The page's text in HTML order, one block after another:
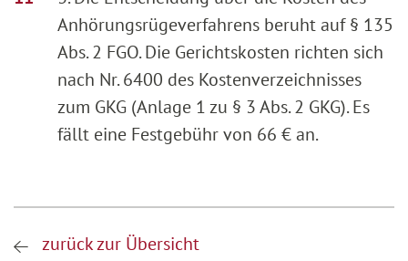
Anhörungsrügeverfahrens beruht auf § 135
Abs. 2 FGO. Die Gerichtskosten richten sich
nach Nr. 6400 des Kostenverzeichnisses
zum GKG (Anlage 1 zu § 3 Abs. 2 GKG). Es
fällt eine Festgebühr von 66 € an.
zurück zur Übersicht